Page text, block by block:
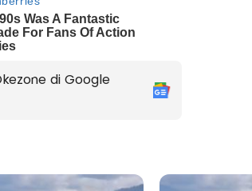
di Google